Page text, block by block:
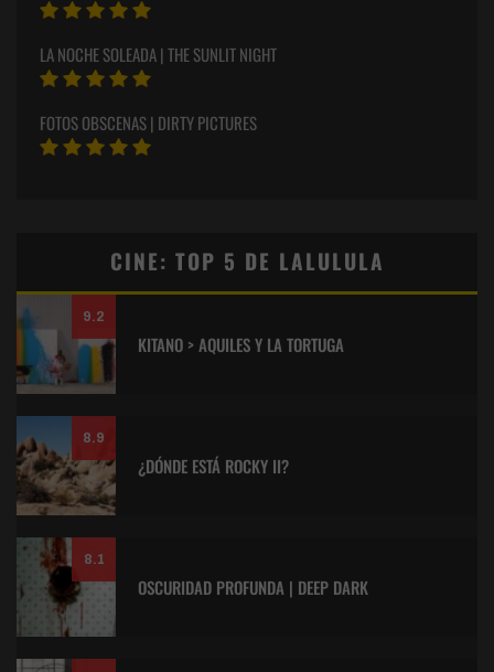
LA NOCHE SOLEADA | THE SUNLIT NIGHT
FOTOS OBSCENAS | DIRTY PICTURES
CINE: TOP 5 DE LALULULA
9.2
KITANO > AQUILES Y LA TORTUGA
8.9
¿DÓNDE ESTÁ ROCKY II?
8.1
OSCURIDAD PROFUNDA | DEEP DARK